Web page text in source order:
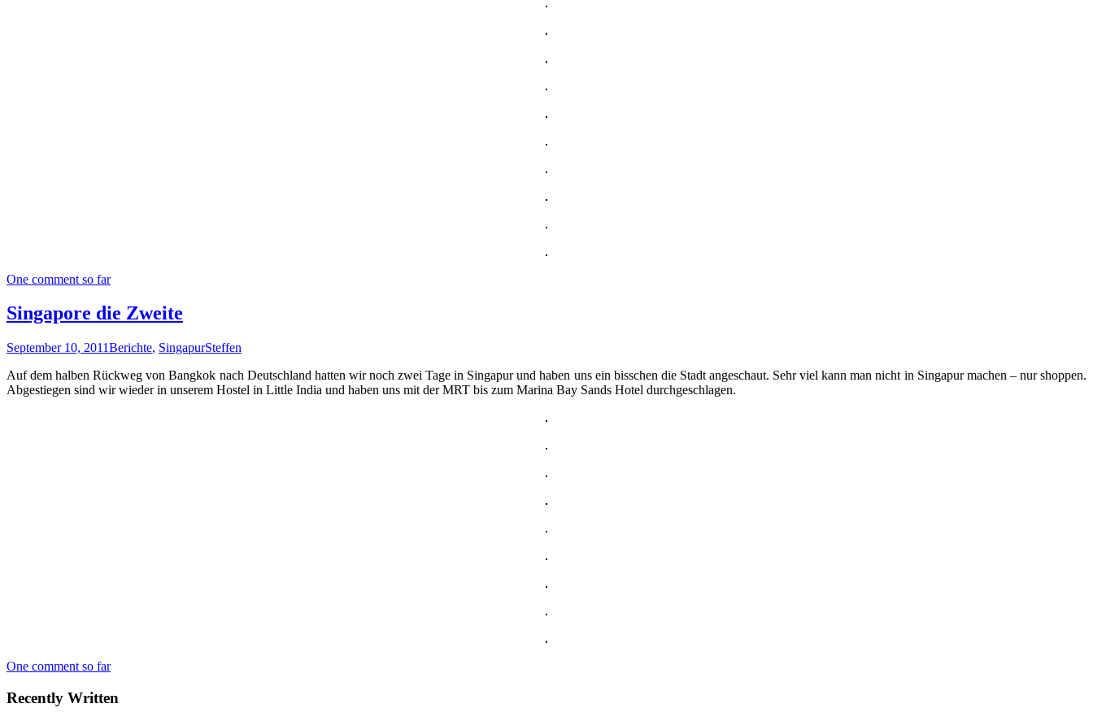
One comment so far
Singapore die Zweite
September 10, 2011Berichte, SingapurSteffen
Auf dem halben Rückweg von Bangkok nach Deutschland hatten wir noch zwei Tage in Singapur und haben uns ein bisschen die Stadt angeschaut. Sehr viel kann man nicht in Singapur machen – nur shoppen.
Abgestiegen sind wir wieder in unserem Hostel in Little India und haben uns mit der MRT bis zum Marina Bay Sands Hotel durchgeschlagen.
One comment so far
Recently Written